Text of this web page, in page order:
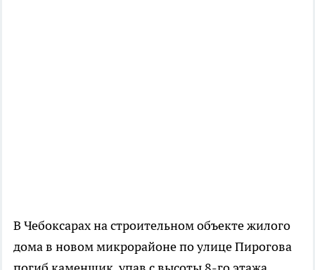
В Чебоксарах на строительном объекте жилого
дома в новом микрорайоне по улице Пирогова